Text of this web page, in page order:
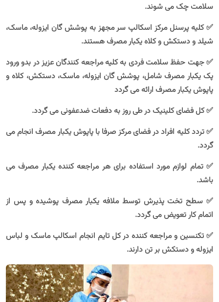
سلامت چک می شوند.
✅ کلیه پرسنل مرکز اسکالپ سر مجهز به پوشش گان ایزوله، ماسک،
شیلد و دستکش و کلاه یکبار مصرف هستند.
✅ جهت حفظ سلامت فردی به کلیه مراجعه کنندگان عزیز در بدو ورود
پک یکبار مصرف شامل، پوشش گان ایزوله، ماسک، دستکش، کلاه و
پاپوش یکبار مصرف ارائه می گردد
✅ کل فضای کلینیک در طی روز به دفعات ضدعفونی می گردد.
✅ تردد کلیه افراد در فضای مرکز صرفا با پاپوش یکبار مصرف انجام می
گردد.
✅ تمام لوازم مورد استفاده برای هر مراجعه کننده یکبار مصرف می
باشد.
✅ سطح تخت پذیرش توسط ملافه یکبار مصرف پوشیده و پس از
اتمام کار تعویض می گردد.
✅ تکنسین و مراجعه کننده در کل تایم انجام اسکالپ ماسک و لباس
ایزوله و دستکش بر تن دارند.